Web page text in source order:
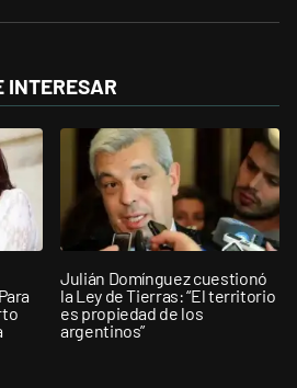
INTERESAR
Julián Domínguez cuestionó
la Ley de Tierras: “El territorio
es propiedad de los
argentinos”